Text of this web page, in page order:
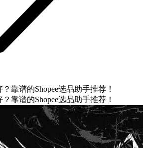
靠谱的Shopee选品助手推荐！
靠谱的Shopee选品助手推荐！